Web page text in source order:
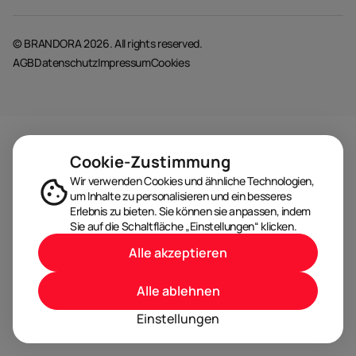
© BRANDORA 2026. All rights reserved.
AGBDatenschutzImpressumCookies
Cookie-Zustimmung
Wir verwenden Cookies und ähnliche Technologien,
um Inhalte zu personalisieren und ein besseres
Erlebnis zu bieten. Sie können sie anpassen, indem
Sie auf die Schaltfläche „Einstellungen“ klicken.
Einstellungen
Alle ablehnen
Alle akzeptieren